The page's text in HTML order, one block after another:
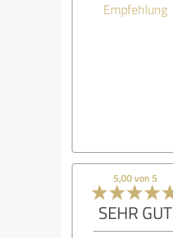
Empfehlung
5,00 von 5
SEHR GUT